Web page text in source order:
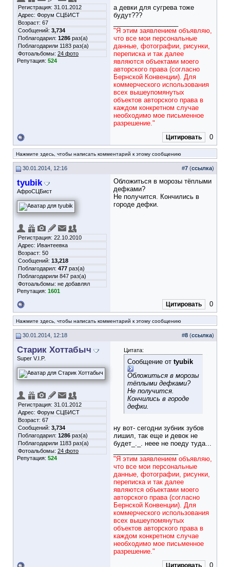
Регистрация: 31.01.2012
Адрес: Форум СЦБИСТ
Возраст: 67
Сообщений: 3,734
Поблагодарил: 1286 раз(а)
Поблагодарили 1183 раз(а)
Фотоальбомы: 24 фото
Репутация: 524
а девки для сугрева тоже
будут???
"Я этим заявлением объявляю,
что все мои персональные
данные, фотографии, рисунки,
переписка и так далее
являются объектами моего
авторского права (согласно
Бернской Конвенции). Для
коммерческого использования
всех вышеупомянутых
объектов авторского права в
каждом конкретном случае
необходимо мое письменное
разрешение."
Цитировать 0
Нажмите здесь, чтобы написать комментарий к этому сообщению
30.01.2014, 12:16 #7 (ссылка)
tyubik
АфроСЦБист
Регистрация: 22.10.2010
Адрес: Ивантеевка
Возраст: 50
Сообщений: 13,218
Поблагодарил: 477 раз(а)
Поблагодарили 847 раз(а)
Фотоальбомы: не добавлял
Репутация: 1601
Обложиться в морозы тёплыми
дефками?
Не получится. Кончились в
городе дефки.
Цитировать 0
Нажмите здесь, чтобы написать комментарий к этому сообщению
30.01.2014, 12:18 #8 (ссылка)
Старик Хоттабыч
Super V.I.P.
Регистрация: 31.01.2012
Адрес: Форум СЦБИСТ
Возраст: 67
Сообщений: 3,734
Поблагодарил: 1286 раз(а)
Поблагодарили 1183 раз(а)
Фотоальбомы: 24 фото
Репутация: 524
Цитата:
Сообщение от tyubik
Обложиться в морозы
тёплыми дефками?
Не получится.
Кончились в городе
дефки.
ну вот- сегодни зубник зубов
лишил, так еще и девок не
будет_._. неее не поеду туда...
"Я этим заявлением объявляю,
что все мои персональные
данные, фотографии, рисунки,
переписка и так далее
являются объектами моего
авторского права (согласно
Бернской Конвенции). Для
коммерческого использования
всех вышеупомянутых
объектов авторского права в
каждом конкретном случае
необходимо мое письменное
разрешение."
Цитировать 0